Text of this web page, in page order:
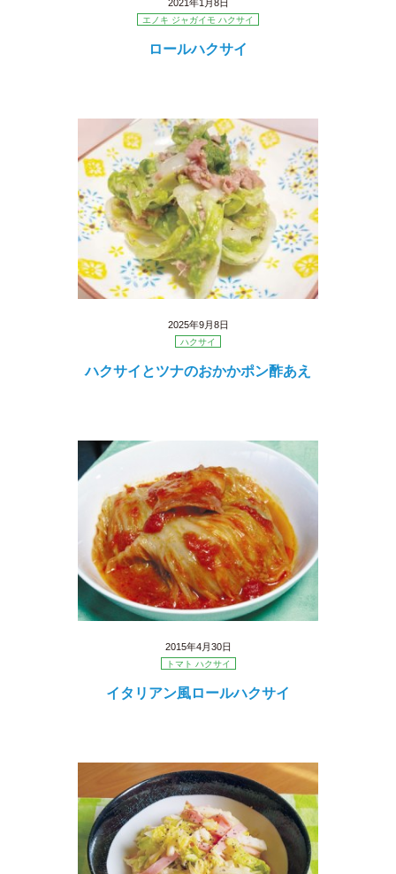
2021年1月8日
エノキ ジャガイモ ハクサイ
ロールハクサイ
2025年9月8日
ハクサイ
ハクサイとツナのおかかポン酢あえ
2015年4月30日
トマト ハクサイ
イタリアン風ロールハクサイ